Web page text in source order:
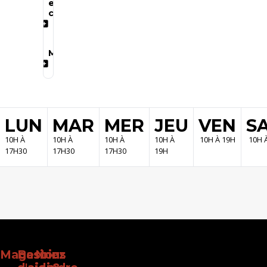
et
claviers
Marques
LUN
10H À
17H30
MAR
10H À
17H30
MER
10H À
17H30
JEU
10H À
19H
VEN
10H À 19H 10H
Magasinez
Besoin
Nous